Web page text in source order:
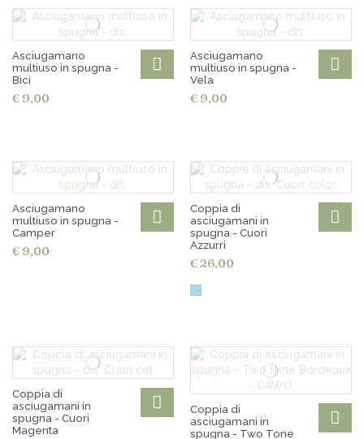
Asciugamano
multiuso in spugna -
Bici
€ 9,00
Asciugamano
multiuso in spugna -
Vela
€ 9,00
Asciugamano
multiuso in spugna -
Camper
€ 9,00
Coppia di
asciugamani in
spugna - Cuori
Azzurri
€ 26,00
Coppia di
asciugamani in
spugna - Cuori
Magenta
Coppia di
asciugamani in
spugna - Two Tone